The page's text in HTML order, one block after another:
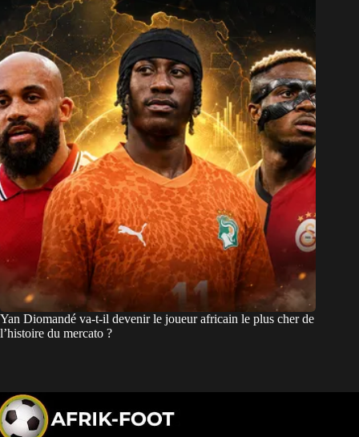
Yan Diomandé va-t-il devenir le joueur africain le plus cher de
l’histoire du mercato ?